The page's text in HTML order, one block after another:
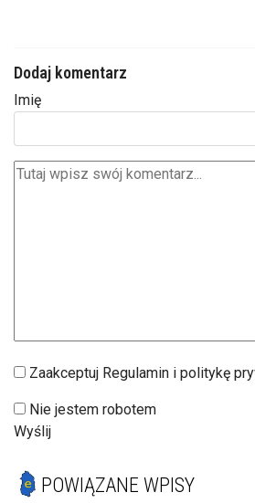
Dodaj komentarz
Imię
Zaakceptuj Regulamin i politykę
Nie jestem robotem
Wyślij
POWIĄZANE WPISY